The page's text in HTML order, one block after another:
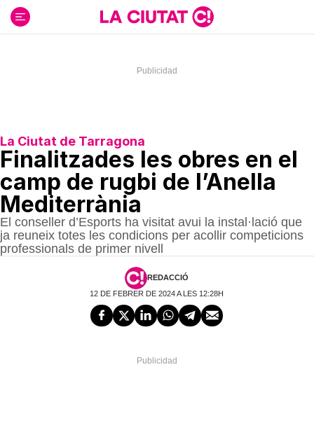
contenido
La Ciutat de Tarragona
Finalitzades les obres en el
camp de rugbi de l’Anella
Mediterrània
El conseller d’Esports ha visitat avui la instal·lació que
ja reuneix totes les condicions per acollir competicions
professionals de primer nivell
REDACCIÓ
12 DE FEBRER DE 2024 A LES 12:28H